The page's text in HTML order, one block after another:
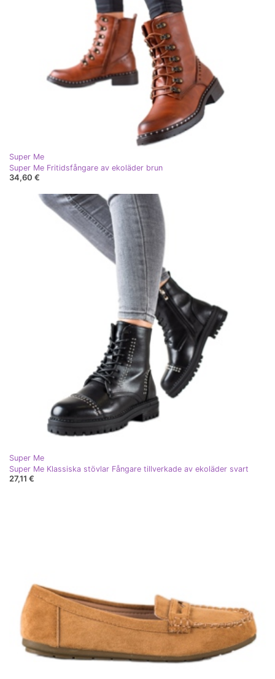
Super Me
Super Me Fritidsfångare av ekoläder brun
34,60 €
Super Me
Super Me Klassiska stövlar Fångare tillverkade av ekoläder svart
27,11 €